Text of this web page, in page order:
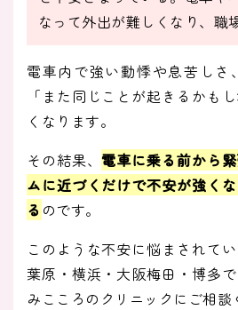
なって外出が難しくなり、職
電車内で強い動悸や息苦しさ
「また同じことが起きるかも
くなります。
その結果、 電車に乗る前から
ムに近づくだけで不安が強く
る のです。
このような不安に悩まされて
葉原・横浜・大阪梅田・博多
みこころのクリニックにご相談